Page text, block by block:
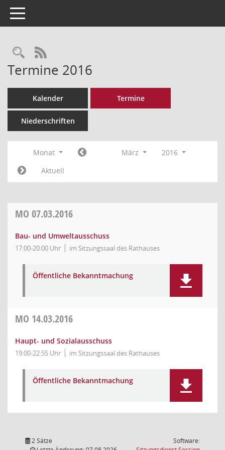
Toggle navigation
Rechercheauswahl
RSS-Feed
Termine 2016
Kalender Termine
Niederschriften
Monat März
2016
Aktuell
MO 07.03.2016
Bau- und Umweltausschuss
17:00-20:00 Uhr im Sitzungssaal des Rathauses
Öffentliche Bekanntmachung
MO 14.03.2016
Haupt- und Sozialausschuss
19:00-22:55 Uhr im Sitzungssaal des Rathauses
Öffentliche Bekanntmachung
2 Sätze
Software: